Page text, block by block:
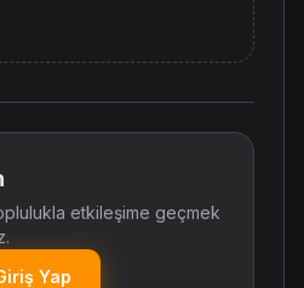
etkileşime geçmek
Yap